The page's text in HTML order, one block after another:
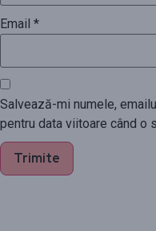
Email *
Salvează-mi numele,
pentru data viitoare când o